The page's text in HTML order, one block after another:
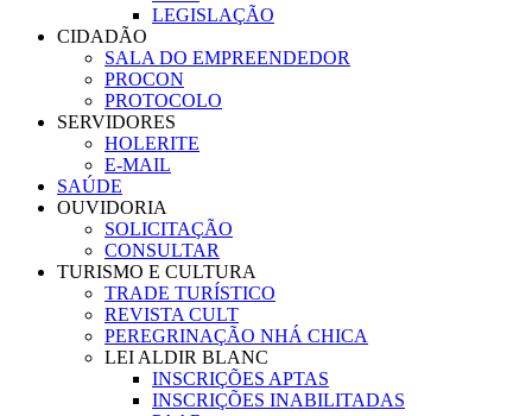
LEGISLAÇÃO
CIDADÃO
SALA DO EMPREENDEDOR
PROCON
PROTOCOLO
SERVIDORES
HOLERITE
E-MAIL
SAÚDE
OUVIDORIA
SOLICITAÇÃO
CONSULTAR
TURISMO E CULTURA
TRADE TURÍSTICO
REVISTA CULT
PEREGRINAÇÃO NHÁ CHICA
LEI ALDIR BLANC
INSCRIÇÕES APTAS
INSCRIÇÕES INABILITADAS